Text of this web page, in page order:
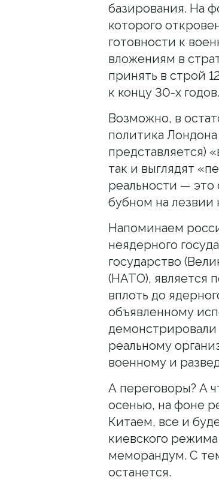
базирования. На
которого
готовности к
вложениям в
принять в строй
к концу 30-х годов.
Возможно, в
политика
представляется)
так и выглядят
реальности — это
бубном на
Напоминаем
неядерного
государство
(НАТО), является
вплоть до
объявленному
реальному
военному и
А переговоры? А
осенью, на фоне
Китаем, все и
киевского
меморандум. С
останется.